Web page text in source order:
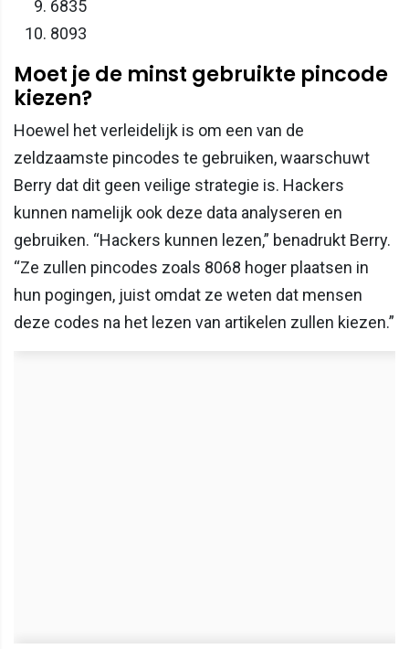
6835
8093
Moet je de minst gebruikte pincode
kiezen?
Hoewel het verleidelijk is om een van de
zeldzaamste pincodes te gebruiken, waarschuwt
Berry dat dit geen veilige strategie is. Hackers
kunnen namelijk ook deze data analyseren en
gebruiken. “Hackers kunnen lezen,” benadrukt Berry.
“Ze zullen pincodes zoals 8068 hoger plaatsen in
hun pogingen, juist omdat ze weten dat mensen
deze codes na het lezen van artikelen zullen kiezen.”